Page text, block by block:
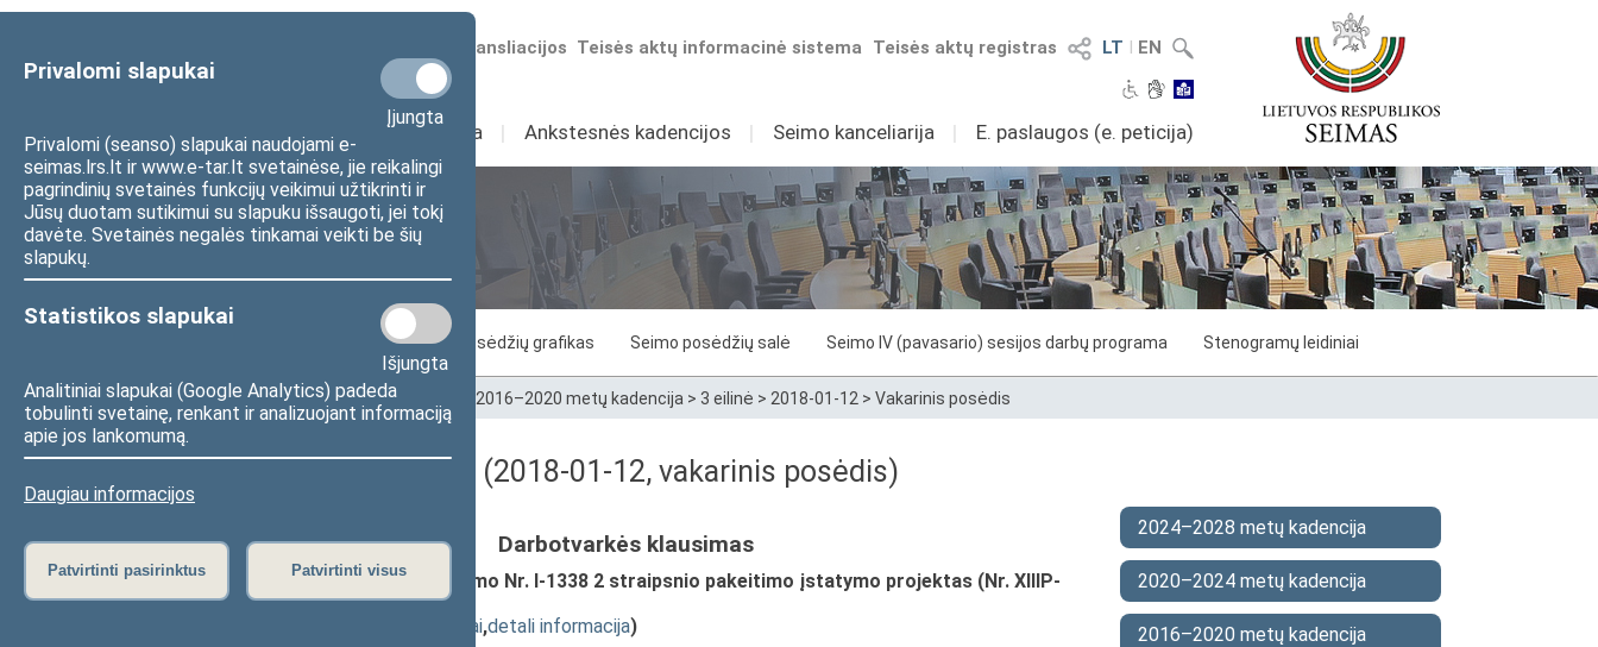
Privalomi slapukai
Įjungta
Privalomi (seanso) slapukai naudojami e-
seimas.lrs.lt ir www.e-tar.lt svetainėse, jie reikalingi
pagrindinių svetainės funkcijų veikimui užtikrinti ir
Jūsų duotam sutikimui su slapuku išsaugoti, jei tokį
davėte. Svetainės negalės tinkamai veikti be šių
slapukų.
Statistikos slapukai
Išjungta
Analitiniai slapukai (Google Analytics) padeda
tobulinti svetainę, renkant ir analizuojant informaciją
apie jos lankomumą.
Daugiau informacijos
Patvirtinti pasirinktus Patvirtinti visus
LT I EN
Teisės aktų registras
Teisės aktų informacinė sistema
Numatomos transliacijos
Sudėtis Veikla I Ankstesnės kadencijos I Seimo kanceliarija I E. paslaugos (e. peticija)
Seimo posėdžiai
Posėdžiai Posėdžių grafikas Seimo posėdžių salė Seimo IV (pavasario) sesijos darbų programa Stenogramų leidiniai
Pradžia>Seimo posėdžiai>Kadencijos 2016–2020 metų kadencija > 3 eilinė > 2018-01-12 > Vakarinis posėdis
Darbotvarkės klausimas (2018-01-12, vakarinis posėdis)
Darbotvarkės klausimas
Gyventojų turto deklaravimo įstatymo Nr. I-1338 2 straipsnio pakeitimo įstatymo projektas (Nr. XIIIP-
893(2)); priėmimas
susiję dokumentai,detali informacija)
2024–2028 metų kadencija
2020–2024 metų kadencija
2016–2020 metų kadencija